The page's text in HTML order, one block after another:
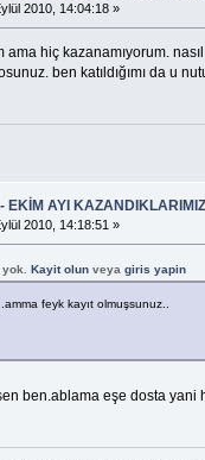
2010, 14:04:18 »
ama hiç kazanamıyorum.
ben katıldığımı da u
EKİM AYI KAZANDIKLARIMIZ
2010, 14:18:51 »
Kayit olunveya giris yapin
feyk kayıt olmuşsunuz..
ben.ablama eşe dosta